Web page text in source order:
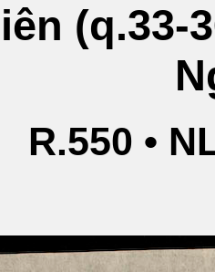
(q.33-
R.550 •